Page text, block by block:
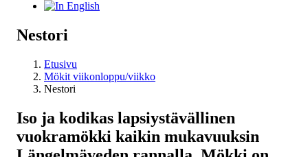
Nestori
Etusivu
Mökit viikonloppu/viikko
Nestori
Iso ja kodikas lapsiystävällinen
vuokramökki kaikin mukavuuksin